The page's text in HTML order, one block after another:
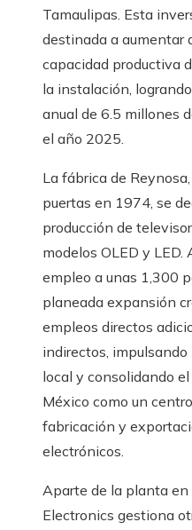
Tamaulipas. Esta
destinada a aumentar
capacidad productiva
la instalación,
anual de 6.5 millones
el año 2025.
La fábrica de
puertas en 1974, se
producción de
modelos OLED y LED.
empleo a unas 1,300
planeada expansión
empleos directos
indirectos,
local y consolidando
México como un
fabricación y
electrónicos.
Aparte de la planta en
Electronics gestiona